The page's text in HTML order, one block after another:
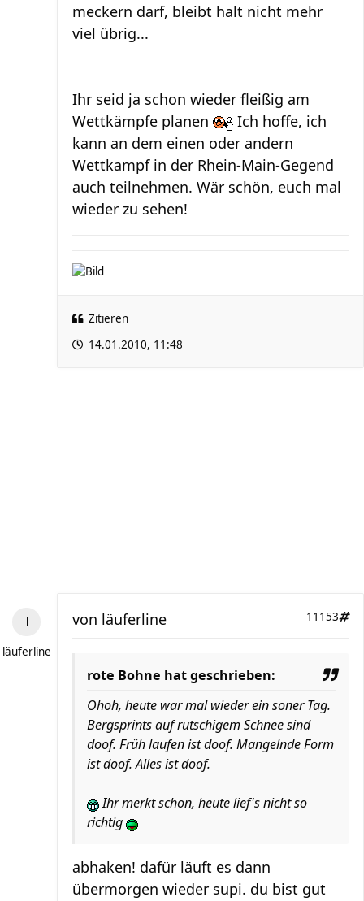
meckern darf, bleibt halt nicht mehr
viel übrig...
Ihr seid ja schon wieder fleißig am
Wettkämpfe planen
Ich hoffe, ich
kann an dem einen oder andern
Wettkampf in der Rhein-Main-Gegend
auch teilnehmen. Wär schön, euch mal
wieder zu sehen!
Zitieren
14.01.2010, 11:48
läuferline
11153
von läuferline
rote Bohne hat geschrieben:
Ohoh, heute war mal wieder ein soner Tag.
Bergsprints auf rutschigem Schnee sind
doof. Früh laufen ist doof. Mangelnde Form
ist doof. Alles ist doof.
Ihr merkt schon, heute lief's nicht so
richtig
abhaken! dafür läuft es dann
übermorgen wieder supi. du bist gut